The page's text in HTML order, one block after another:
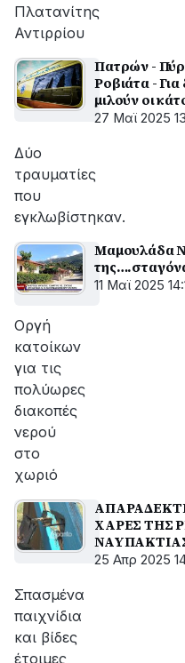
Πλατανίτης
Αντιρρίου
Πατρών -
Ροβιάτα -
μιλούν οι
27 Μαϊ 2025
Δύο
τραυματίες
που
εγκλωβίστηκαν.
Μαμουλάδα
11 Μαϊ 2025
Οργή
κατοίκων
για τις
πολύωρες
διακοπές
νερού
στο
χωριό
ΧΑΡΕΣ ΤΗΣ
25 Απρ 2025
Σπασμένα
παιχνίδια
και βίδες
έτοιμες